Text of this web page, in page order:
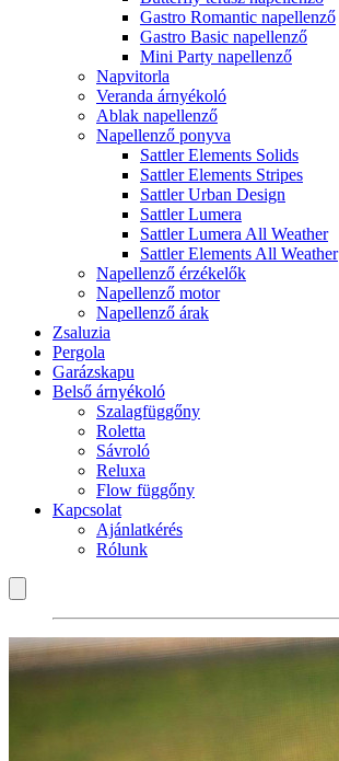
Gastro Romantic napellenző
Gastro Basic napellenző
Mini Party napellenző
Napvitorla
Veranda árnyékoló
Ablak napellenző
Napellenző ponyva
Sattler Elements Solids
Sattler Elements Stripes
Sattler Urban Design
Sattler Lumera
Sattler Lumera All Weather
Sattler Elements All Weather
Napellenző érzékelők
Napellenző motor
Napellenző árak
Zsaluzia
Pergola
Garázskapu
Belső árnyékoló
Szalagfüggőny
Roletta
Sávroló
Reluxa
Flow függőny
Kapcsolat
Ajánlatkérés
Rólunk